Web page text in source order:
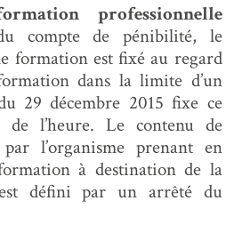
professionnelle
compte de pénibilité, le
formation est fixé au regard
dans la limite d’un
29 décembre 2015 fixe ce
l’heure. Le contenu de
par l’organisme prenant en
à destination de la
défini par un arrêté du